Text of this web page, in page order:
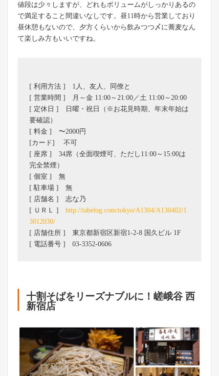
値段は少々しますが、どれもボリュームがしっかりあるの
で満足すること間違いなしです。昼11時から営業しており
昼休憩もないので、夕方くらいから飲みつつ〆に蕎麦なん
て楽しみ方もいいですね。
[ 利用方法 ] 1人、友人、同僚と
[ 営業時間 ] 月～金 11:00～21:00／土 11:00～20:00
[ 定休日 ] 日曜・祝日（※お花見時期、年末年始は
要確認）
[ 料金 ] 〜2000円
[カード] 不可
[ 座席 ] 34席（全面喫煙可、ただし11:00～15:00は
完全禁煙）
[ 個室 ] 無
[ 駐車場 ] 無
[ 店舗名 ] 志な乃
[ ＵＲＬ ] http://tabelog.com/tokyo/A1304/A130402/1
3012030/
[ 店舗住所 ] 東京都新宿区新宿1-2-8 国久ビル 1F
[ 電話番号 ] 03-3352-0606
十割そばをリーズナブルに！嵯峨谷 西
新宿店